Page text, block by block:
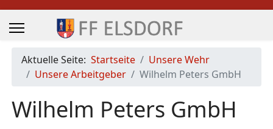
Aktuelle Seite: Startseite
Unsere Wehr
Unsere Arbeitgeber
Wilhelm Peters GmbH
Wilhelm Peters GmbH